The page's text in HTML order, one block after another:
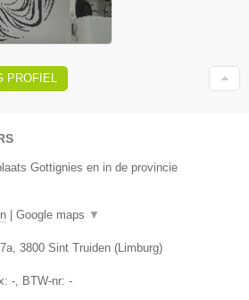
PROFIEL
Gottignies en in de provincie
Google maps ▼
, 3800 Sint Truiden (Limburg)
-, BTW-nr: -